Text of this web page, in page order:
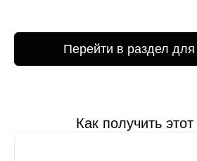
Перейти в раздел для
Как получить